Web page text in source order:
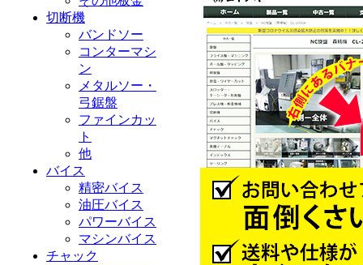
切断機
バンドソー
コンターマシ
ン
メタルソー・
弓鋸盤
ファインカッ
ト
他
バイス
精密バイス
油圧バイス
パワーバイス
マシンバイス
チャック